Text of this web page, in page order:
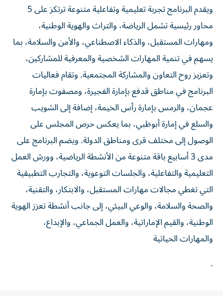
ويقدم البرنامج تجربة تعليمية وتفاعلية متنوعة ترتكز على 5
محاور رئيسية تشمل الرياضة، والتراث والهوية الوطنية،
ومهارات المستقبل، والذكاء الاصطناعي، والأمن والسلامة، بما
يسهم في تنمية المهارات الشخصية والمعرفية للمشاركين،
وتعزيز روح التعاون والمشاركة المجتمعية. وتقام فعاليات
البرنامج في مناطق قدفع بإمارة الفجيرة، ومصفوت بإمارة
عجمان، والرمس بإمارة رأس الخيمة، إضافة إلى الشويب
والسلع في إمارة أبوظبي، بما يعكس حرص المجلس على
الوصول إلى مختلف قرى ومناطق الدولة. ويضم البرنامج على
مدى 3 أسابيع باقة متنوعة من الأنشطة الرياضية، وورش العمل
التعليمية والتفاعلية، والجلسات التوعوية، والتجارب التطبيقية
التي تغطي مجالات مهارات المستقبل، والابتكار، والتقنية،
والصحة والسلامة، والوعي البيئي، إلى جانب أنشطة تعزز الهوية
الوطنية، والقيم الإماراتية، والعمل الجماعي، والإبداع،
والمهارات الحياتية
.